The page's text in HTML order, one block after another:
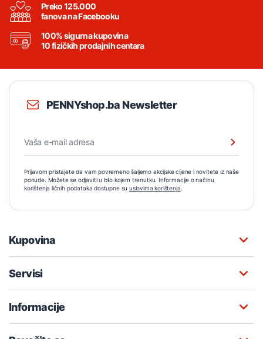
Preko 125.000
fanova na Facebooku
100% sigurna kupovina
10 fizičkih prodajnih centara
PENNYshop.ba Newsletter
Prijavom pristajete da vam povremeno šaljemo akcijske cijene i novitete iz naše
ponude. Možete se odjaviti u bilo kojem trenutku. Informacije o načinu
korištenja ličnih podataka dostupne su uslovima korištenja.
Kupovina
Servisi
Informacije